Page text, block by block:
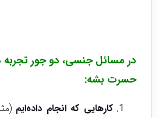
در مسائل جنسی، دو جور تجربه
حسرت بشه:
کارهایی که انجام داده‌ایم